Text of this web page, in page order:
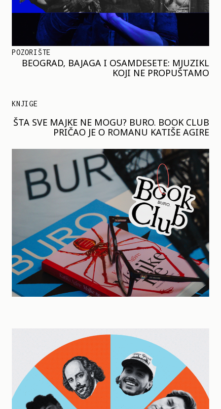
POZORIŠTE
BEOGRAD, BAJAGA I OSAMDESETE: MJUZIKL
KOJI NE PROPUŠTAMO
KNJIGE
ŠTA SVE MAJKE NE MOGU? BURO. BOOK CLUB
PRIČAO JE O ROMANU KATIŠE AGIRE